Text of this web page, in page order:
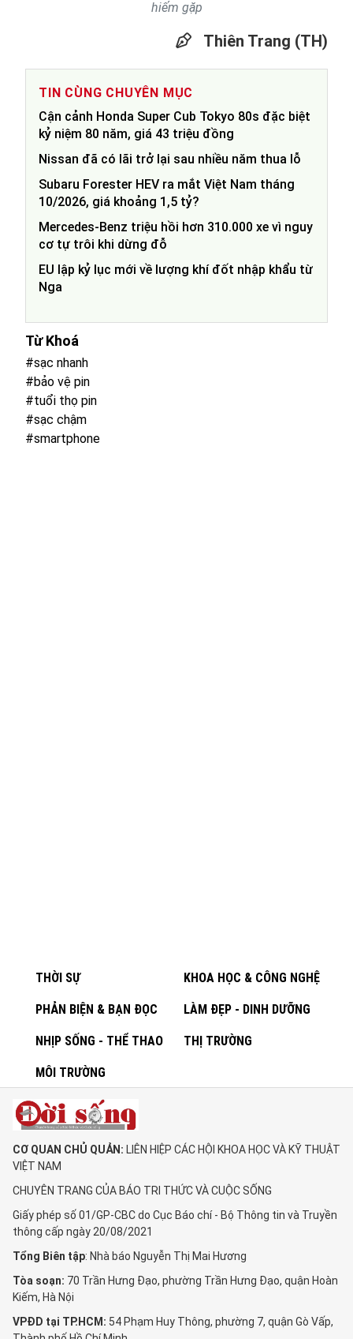
hiếm gặp
Thiên Trang (TH)
TIN CÙNG CHUYÊN MỤC
Cận cảnh Honda Super Cub Tokyo 80s đặc biệt
kỷ niệm 80 năm, giá 43 triệu đồng
Nissan đã có lãi trở lại sau nhiều năm thua lỗ
Subaru Forester HEV ra mắt Việt Nam tháng
10/2026, giá khoảng 1,5 tỷ?
Mercedes-Benz triệu hồi hơn 310.000 xe vì nguy
cơ tự trôi khi dừng đỗ
EU lập kỷ lục mới về lượng khí đốt nhập khẩu từ
Nga
Từ Khoá
#sạc nhanh
#bảo vệ pin
#tuổi thọ pin
#sạc chậm
#smartphone
THỜI SỰ KHOA HỌC & CÔNG NGHỆ
PHẢN BIỆN & BẠN ĐỌC LÀM ĐẸP - DINH DƯỠNG
NHỊP SỐNG - THỂ THAO THỊ TRƯỜNG
MÔI TRƯỜNG
CƠ QUAN CHỦ QUẢN: LIÊN HIỆP CÁC HỘI KHOA HỌC VÀ KỸ THUẬT
VIỆT NAM
CHUYÊN TRANG CỦA BÁO TRI THỨC VÀ CUỘC SỐNG
Giấy phép số 01/GP-CBC do Cục Báo chí - Bộ Thông tin và Truyền
thông cấp ngày 20/08/2021
Tổng Biên tập: Nhà báo Nguyễn Thị Mai Hương
Tòa soạn: 70 Trần Hưng Đạo, phường Trần Hưng Đạo, quận Hoàn
Kiếm, Hà Nội
VPĐD tại TP.HCM: 54 Phạm Huy Thông, phường 7, quận Gò Vấp,